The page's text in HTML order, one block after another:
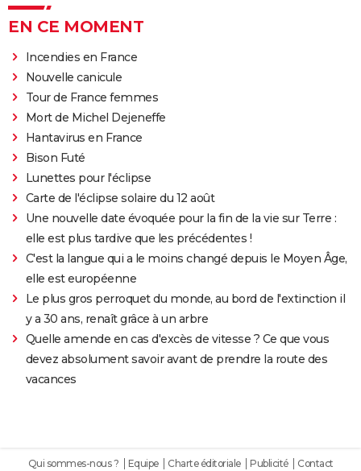
EN CE MOMENT
Incendies en France
Nouvelle canicule
Tour de France femmes
Mort de Michel Dejeneffe
Hantavirus en France
Bison Futé
Lunettes pour l'éclipse
Carte de l'éclipse solaire du 12 août
Une nouvelle date évoquée pour la fin de la vie sur Terre :
elle est plus tardive que les précédentes !
C'est la langue qui a le moins changé depuis le Moyen Âge,
elle est européenne
Le plus gros perroquet du monde, au bord de l'extinction il
y a 30 ans, renaît grâce à un arbre
Quelle amende en cas d'excès de vitesse ? Ce que vous
devez absolument savoir avant de prendre la route des
vacances
Qui sommes-nous ? Equipe Charte éditoriale Publicité Contact